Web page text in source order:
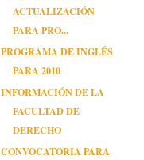
ACTUALIZACIÓN
PARA PRO...
PROGRAMA DE INGLÉS
PARA 2010
INFORMACIÓN DE LA
FACULTAD DE
DERECHO
CONVOCATORIA PARA